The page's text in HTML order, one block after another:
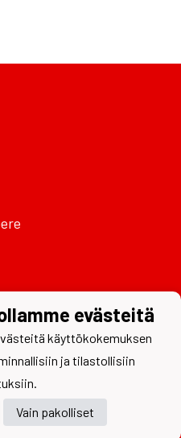
evästeitä
käyttökokemuksen
ja tilastollisiin
Vain pakolliset